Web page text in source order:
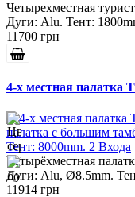
Четырехместная
Дуги: Alu. Тент:
11700 грн
4-х местная палатка
Четырёхместная
Дуги: Alu, Ø8.5mm.
11914 грн